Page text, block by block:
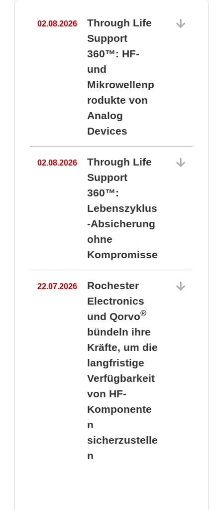
02.08.2026
Through Life
Support
360™: HF-
und
Mikrowellenp
rodukte von
Analog
Devices
02.08.2026
Through Life
Support
360™:
Lebenszyklus
-Absicherung
ohne
Kompromisse
22.07.2026
Rochester
Electronics
und Qorvo®
bündeln ihre
Kräfte, um die
langfristige
Verfügbarkeit
von HF-
Komponente
n
sicherzustelle
n